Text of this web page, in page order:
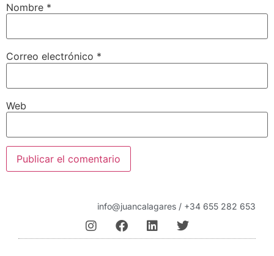
Nombre *
Correo electrónico *
Web
info@juancalagares / +34 655 282 653